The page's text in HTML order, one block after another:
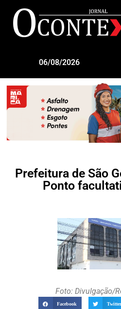
06/08/2026
Prefeitura de São
Ponto
Foto: Divulgação/
Facebook